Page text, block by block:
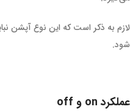
لازم به ذکر است که این نوع آپشن
شود.
عملکرد on و off